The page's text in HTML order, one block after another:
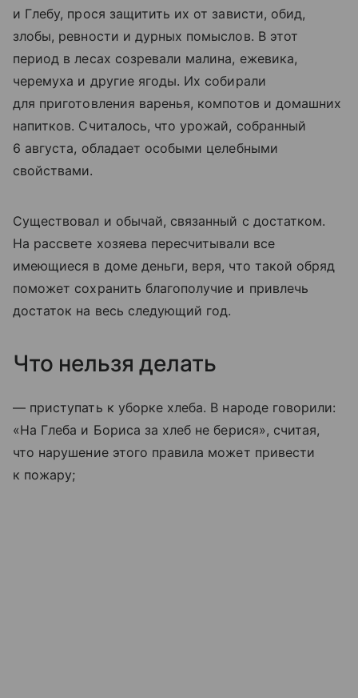
и Глебу, прося защитить их от зависти, обид,
злобы, ревности и дурных помыслов. В этот
период в лесах созревали малина, ежевика,
черемуха и другие ягоды. Их собирали
для приготовления варенья, компотов и домашних
напитков. Считалось, что урожай, собранный
6 августа, обладает особыми целебными
свойствами.
Существовал и обычай, связанный с достатком.
На рассвете хозяева пересчитывали все
имеющиеся в доме деньги, веря, что такой обряд
поможет сохранить благополучие и привлечь
достаток на весь следующий год.
Что нельзя делать
— приступать к уборке хлеба. В народе говорили:
«На Глеба и Бориса за хлеб не берися», считая,
что нарушение этого правила может привести
к пожару;